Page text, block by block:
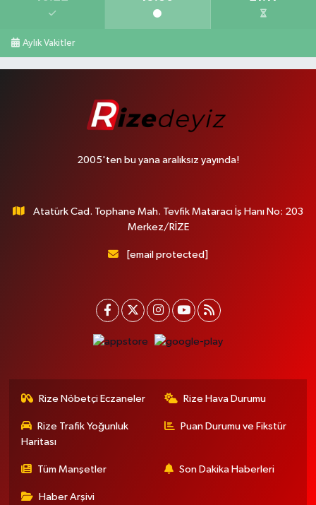
Aylık Vakitler
2005'ten bu yana aralıksız yayında!
Atatürk Cad. Tophane Mah. Tevfik Mataracı İş Hanı No: 203
Merkez/RİZE
[email protected]
Rize Nöbetçi Eczaneler Rize Hava Durumu
Rize Trafik Yoğunluk
Haritası
Puan Durumu ve Fikstür
Tüm Manşetler Son Dakika Haberleri
Haber Arşivi